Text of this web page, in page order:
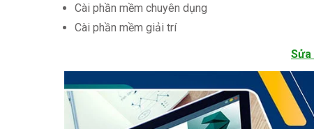
Cài phần mềm chuyên dụng
Cài phần mềm giải trí
Sửa